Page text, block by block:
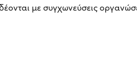
με συγχωνεύσεις